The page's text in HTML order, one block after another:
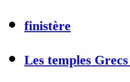
finistère
Les temples